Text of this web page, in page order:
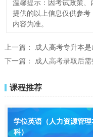
温馨提示：因考试政策
提供的以上信息仅供参
内容为准。
上一篇： 成人高考专升本
下一篇： 成人高考录取后
课程推荐
学位英语（人力资源管理
科）